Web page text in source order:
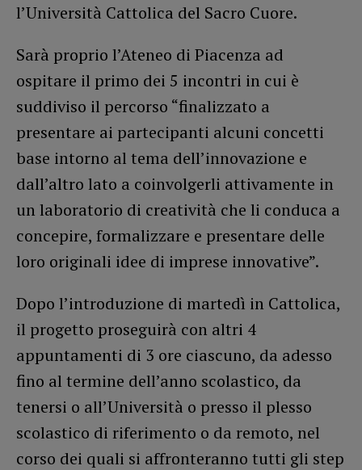
l’Università Cattolica del Sacro Cuore.
Sarà proprio l’Ateneo di Piacenza ad
ospitare il primo dei 5 incontri in cui è
suddiviso il percorso “finalizzato a
presentare ai partecipanti alcuni concetti
base intorno al tema dell’innovazione e
dall’altro lato a coinvolgerli attivamente in
un laboratorio di creatività che li conduca a
concepire, formalizzare e presentare delle
loro originali idee di imprese innovative”.
Dopo l’introduzione di martedì in Cattolica,
il progetto proseguirà con altri 4
appuntamenti di 3 ore ciascuno, da adesso
fino al termine dell’anno scolastico, da
tenersi o all’Università o presso il plesso
scolastico di riferimento o da remoto, nel
corso dei quali si affronteranno tutti gli step